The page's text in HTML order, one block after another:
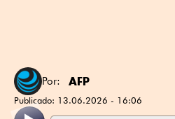
Por: AFP
Publicado: 13.06.2026 - 16:06